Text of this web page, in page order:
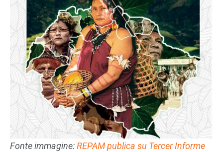
Fonte immagine:REPAM publica su Tercer Informe